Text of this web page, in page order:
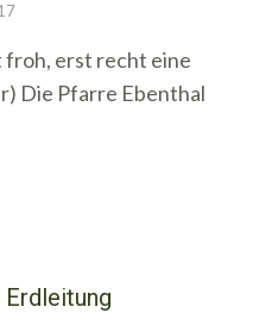
froh, erst recht eine
Die Pfarre Ebenthal